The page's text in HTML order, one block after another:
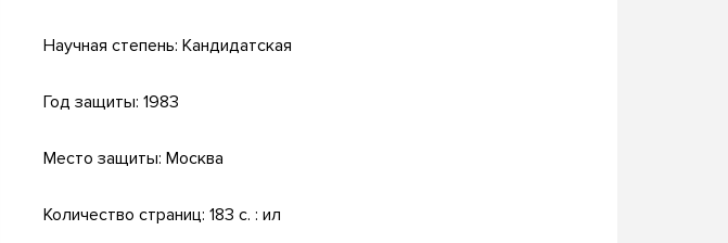
Научная степень: Кандидатская
Год защиты: 1983
Место защиты: Москва
Количество страниц: 183 c. : ил